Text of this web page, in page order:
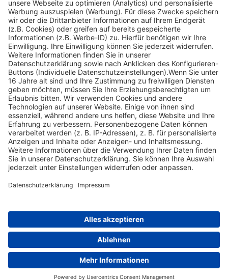
Impressum
Informationspflichten
Datenschutz
Widerrufsbelehrung
Neuer Fragenpool Bayern Welcher der nachgenannten Schüsse
erfordert in der Regel die schwierigste ...
Nach oben scrollen
Find Your Way!
Categories
E-Learning News (3)
Heintges News(3)
Messen(2)
Jagd(8)
Tags
Bayern(1)
Baden-Württemberg(1)